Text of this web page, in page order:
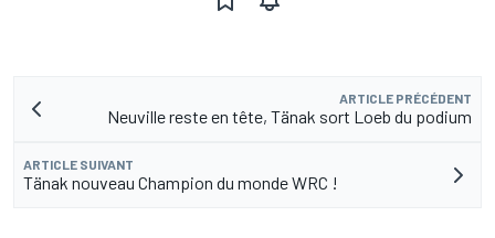
ARTICLE PRÉCÉDENT
Neuville reste en tête, Tänak sort Loeb du podium
ARTICLE SUIVANT
Tänak nouveau Champion du monde WRC !